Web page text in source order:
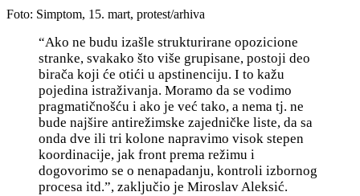
Foto: Simptom, 15. mart, protest/arhiva
“Ako ne budu izašle strukturirane opozicione
stranke, svakako što više grupisane, postoji deo
birača koji će otići u apstinenciju. I to kažu
pojedina istraživanja. Moramo da se vodimo
pragmatičnošću i ako je već tako, a nema tj. ne
bude najšire antirežimske zajedničke liste, da sa
onda dve ili tri kolone napravimo visok stepen
koordinacije, jak front prema režimu i
dogovorimo se o nenapadanju, kontroli izbornog
procesa itd.”, zaključio je Miroslav Aleksić.